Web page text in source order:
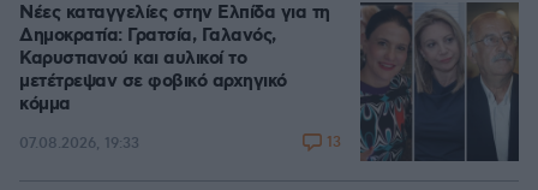
Νέες καταγγελίες στην Ελπίδα για τη
Δημοκρατία: Γρατσία, Γαλανός,
Καρυστιανού και αυλικοί το
μετέτρεψαν σε φοβικό αρχηγικό
κόμμα
07.08.2026, 19:33 13